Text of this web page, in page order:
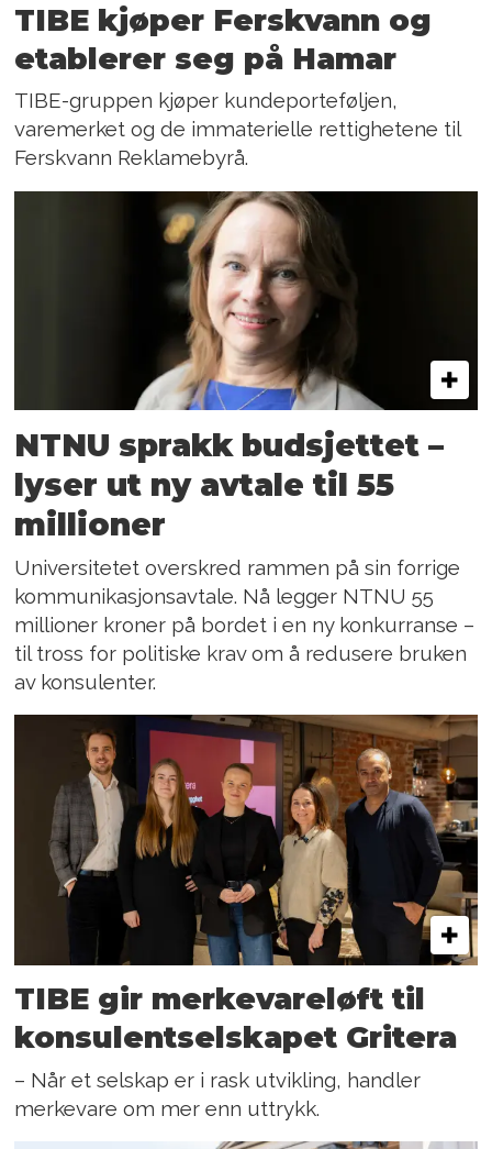
TIBE kjøper Ferskvann og
etablerer seg på Hamar
TIBE-gruppen kjøper kundeporteføljen,
varemerket og de immaterielle rettighetene til
Ferskvann Reklamebyrå.
NTNU sprakk budsjettet –
lyser ut ny avtale til 55
millioner
Universitetet overskred rammen på sin forrige
kommunikasjonsavtale. Nå legger NTNU 55
millioner kroner på bordet i en ny konkurranse –
til tross for politiske krav om å redusere bruken
av konsulenter.
TIBE gir merkevareløft til
konsulentselskapet Gritera
– Når et selskap er i rask utvikling, handler
merkevare om mer enn uttrykk.